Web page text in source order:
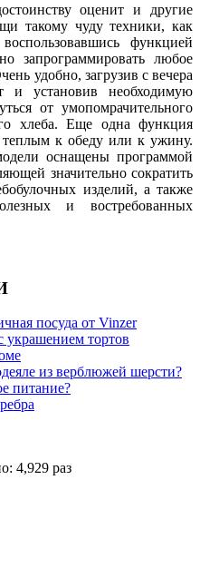
оценит и другие
такому чуду техники, как
функцией
запрограммировать любое
удобно, загрузив с вечера
и установив необходимую
от умопомрачительного
хлеба. Еще одна функция
теплым к обеду или к ужину.
оснащены программой
значительно сократить
изделий, а также
и востребованных
посуда от Vinzer
украшением тортов
из верблюжей шерсти?
питание?
4,929 раз